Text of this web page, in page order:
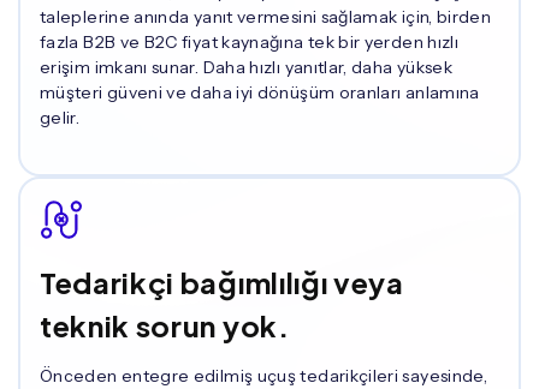
taleplerine anında yanıt vermesini sağlamak için, birden
fazla B2B ve B2C fiyat kaynağına tek bir yerden hızlı
erişim imkanı sunar. Daha hızlı yanıtlar, daha yüksek
müşteri güveni ve daha iyi dönüşüm oranları anlamına
gelir.
Tedarikçi bağımlılığı veya
teknik sorun yok.
Önceden entegre edilmiş uçuş tedarikçileri sayesinde,